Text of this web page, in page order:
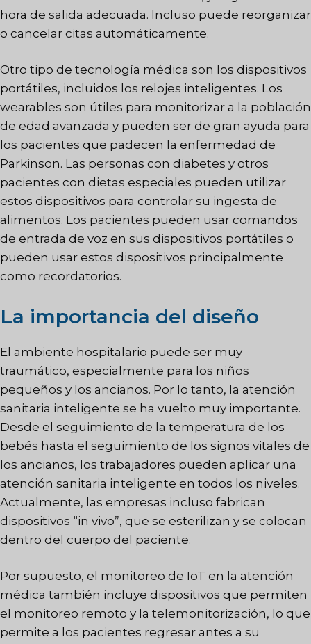
hora de salida adecuada. Incluso puede reorganizar
o cancelar citas automáticamente.
Otro tipo de tecnología médica son los dispositivos
portátiles, incluidos los relojes inteligentes. Los
wearables son útiles para monitorizar a la población
de edad avanzada y pueden ser de gran ayuda para
los pacientes que padecen la enfermedad de
Parkinson. Las personas con diabetes y otros
pacientes con dietas especiales pueden utilizar
estos dispositivos para controlar su ingesta de
alimentos. Los pacientes pueden usar comandos
de entrada de voz en sus dispositivos portátiles o
pueden usar estos dispositivos principalmente
como recordatorios.
La importancia del diseño
El ambiente hospitalario puede ser muy
traumático, especialmente para los niños
pequeños y los ancianos. Por lo tanto, la atención
sanitaria inteligente se ha vuelto muy importante.
Desde el seguimiento de la temperatura de los
bebés hasta el seguimiento de los signos vitales de
los ancianos, los trabajadores pueden aplicar una
atención sanitaria inteligente en todos los niveles.
Actualmente, las empresas incluso fabrican
dispositivos “in vivo”, que se esterilizan y se colocan
dentro del cuerpo del paciente.
Por supuesto, el monitoreo de IoT en la atención
médica también incluye dispositivos que permiten
el monitoreo remoto y la telemonitorización, lo que
permite a los pacientes regresar antes a su